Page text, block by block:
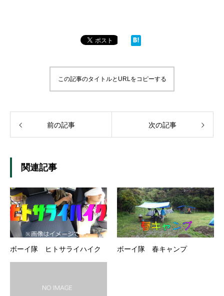
この記事のタイトルとURLをコピーする
前の記事 次の記事
関連記事
ボーイ隊 ヒトサライハイク ボーイ隊 春キャンプ